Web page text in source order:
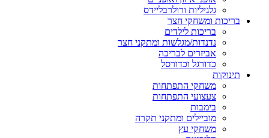
גלגיליות ורולרבליידס
בריכות ומשחקי חצר
בריכות לילדים
נדנדות/מגלשות ומתקני חצר
אביזרים לבריכה
כדורגל וכדורסל
תינוקות
משחקי התפתחות
צעצועי התפתחות
בימבות
מוביילים ומתקני תקרה
משחקי עץ